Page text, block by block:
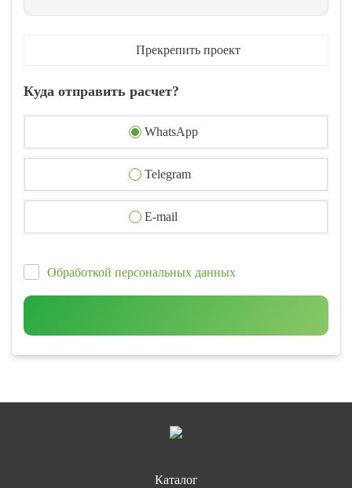
Прекрепить проект
Куда отправить расчет?
WhatsApp
Telegram
E-mail
Обработкой персональных данных
Каталог